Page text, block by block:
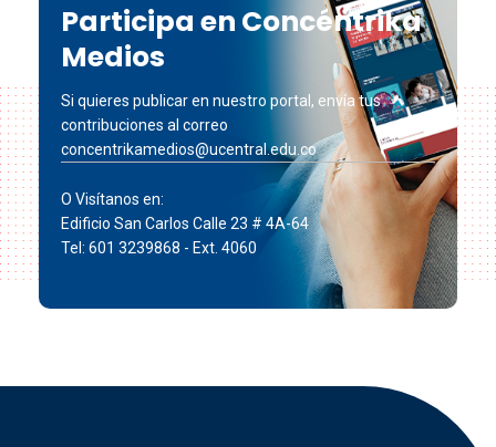
Participa en Concéntrika
Medios
Si quieres publicar en nuestro portal, envía tus
contribuciones al correo
concentrikamedios@ucentral.edu.co
O Visítanos en:
Edificio San Carlos Calle 23 # 4A-64
Tel: 601 3239868 - Ext. 4060